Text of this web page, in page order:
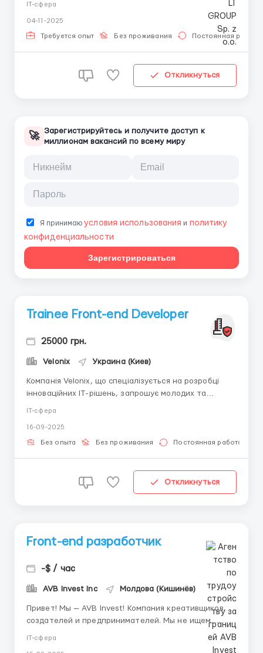
компанию в Варшаве требуется Frontend developer
(PHP/JavaScript). О КОМПАНИИ: MIA CONSULT GROUP
Sp. z o.o. Компания занимается комплексным бух...
IT-сфера
04-11-2025
Требуется опыт Без проживания Постоянная работа
Откликнуться
🚀 Зарегистрируйтесь и получите доступ к
миллионам вакансий по всему миру
Я принимаюусловия использования и политику
конфиденциальности
Зарегистрироваться
Trainee Front-end Developer
25000 грн.
Velonix Украина (Киев)
Компанія Velonix, що спеціалізується на розробці
інноваційних IT-рішень, запрошує молодих та
ініціативних, креативних та мотивованих людей,
готових навчатися та розвиватися у динамічній
IT-сфера
16-09-2025
Без опыта Без проживания Постоянная работа
Откликнуться
Front-end разработчик
-$ / час
AVB Invest Inc Молдова (Кишинёв)
Привет! Мы — AVB Invest! Компания креативщиков,
создателей и предпринимателей. Мы не ищем
площадка для полноценного карьерного старта в
IT-сфера